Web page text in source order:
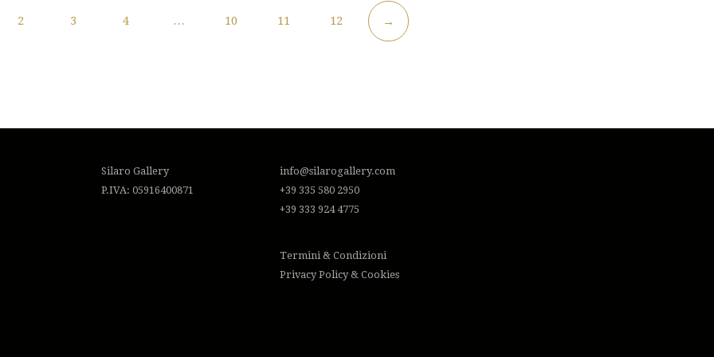
2 3 4 … 10 11 12 →
Silaro Gallery
P.IVA: 05916400871
info@silarogallery.com
+39 335 580 2950
+39 333 924 4775
Termini & Condizioni
Privacy Policy & Cookies